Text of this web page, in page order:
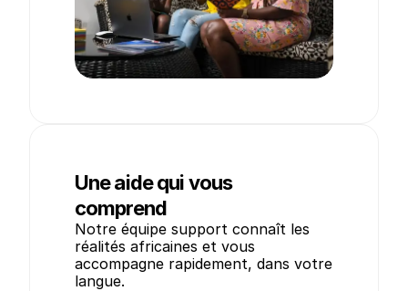
Une aide qui vous
comprend
Notre équipe support connaît les
réalités africaines et vous
accompagne rapidement, dans votre
langue.